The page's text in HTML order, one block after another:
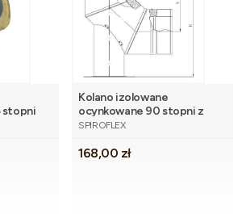
stopni
Kolano izolowane
ocynkowane 90 stopni z
płytą kotwową fi100/150
PRODUCENT
SPIROFLEX
Cena
168,00 zł